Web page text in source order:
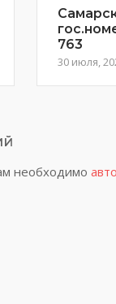
763
30 июля,
необходимо